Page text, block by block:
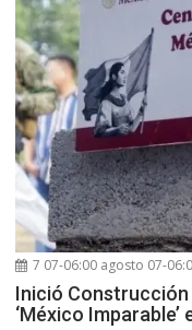
7 07-06:00 agosto 07-
Inició
‘México Imparable’